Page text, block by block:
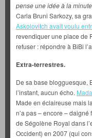
pense une idée à la
Carla Bruni Sarkozy, sa
Askolovitch avait voulu
revendiquer une place de
refuser : répondre à BiBi
Extra-terrestres.
De sa base blogguesque,
l’instant, aucun écho.
Made en éclaireuse mais
n’a pas – encore –
de Ségolène Royal dans
Occident) en 2007 (qui